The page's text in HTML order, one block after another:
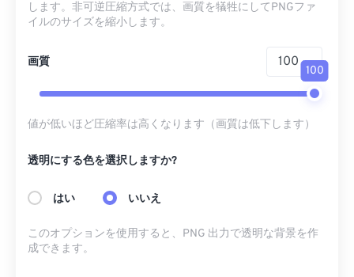
します。非可逆圧縮方式では、画質を犠牲にしてPNGファ
イルのサイズを縮小します。
画質
100
値が低いほど圧縮率は高くなります（画質は低下します）
透明にする色を選択しますか?
はい いいえ
このオプションを使用すると、PNG 出力で透明な背景を作
成できます。